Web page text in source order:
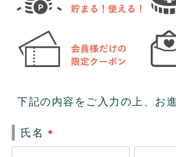
下記の内容をご入力の上、お
氏名
(